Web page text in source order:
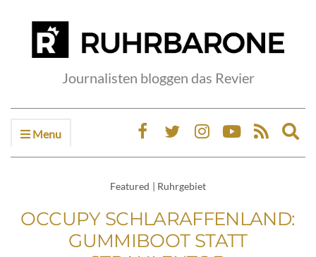
Journalisten bloggen das Revier
Menu
Featured | Ruhrgebiet
OCCUPY SCHLARAFFENLAND:
GUMMIBOOT STATT